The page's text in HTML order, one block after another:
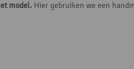
model. Hier gebruiken we een